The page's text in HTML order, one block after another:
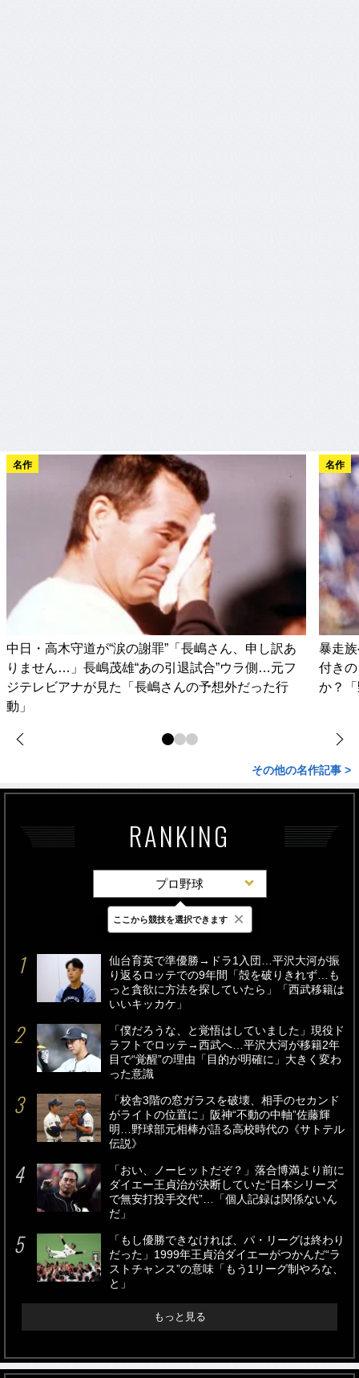
名作
中日・高木守道が“涙の謝罪”「長嶋さん、申し訳あ
りません…」長嶋茂雄“あの引退試合”ウラ側…元フ
ジテレビアナが見た「長嶋さんの予想外だった行
動」
名作
暴走
付き
か？
その他の名作記事 >
RANKING
プロ野球
最新 24時間 週間
仙台育英で準優勝→ドラ1入団…平沢大河が振
り返るロッテでの9年間「殻を破りきれず…も
っと貪欲に方法を探していたら」「西武移籍は
いいキッカケ」
「僕だろうな、と覚悟はしていました」現役ド
ラフトでロッテ→西武へ…平沢大河が移籍2年
目で“覚醒”の理由「目的が明確に」大きく変わ
った意識
「校舎3階の窓ガラスを破壊、相手のセカンド
がライトの位置に」阪神“不動の中軸”佐藤輝
明…野球部元相棒が語る高校時代の《サトテル
伝説》
「おい、ノーヒットだぞ？」落合博満より前に
ダイエー王貞治が決断していた“日本シリーズ
で無安打投手交代”…「個人記録は関係ないん
だ」
「もし優勝できなければ、パ・リーグは終わり
だった」1999年王貞治ダイエーがつかんだ“ラ
ストチャンス”の意味「もう1リーグ制やろな、
と」
もっと見る
ここから競技を選択できます ×